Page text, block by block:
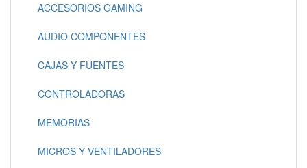
ACCESORIOS GAMING
AUDIO COMPONENTES
CAJAS Y FUENTES
CONTROLADORAS
MEMORIAS
MICROS Y VENTILADORES